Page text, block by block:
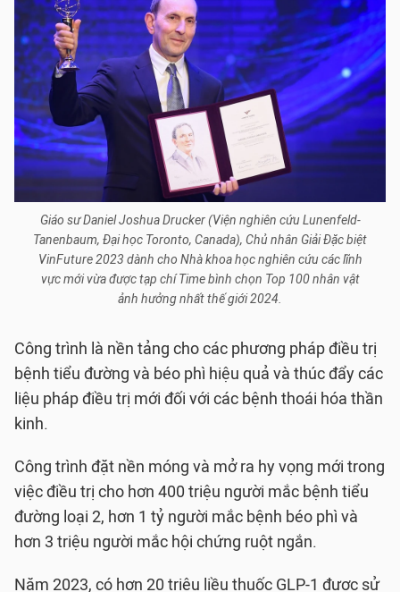
Giáo sư Daniel Joshua Drucker (Viện nghiên cứu Lunenfeld-
Tanenbaum, Đại học Toronto, Canada), Chủ nhân Giải Đặc biệt
VinFuture 2023 dành cho Nhà khoa học nghiên cứu các lĩnh
vực mới vừa được tạp chí Time bình chọn Top 100 nhân vật
ảnh hưởng nhất thế giới 2024.
Công trình là nền tảng cho các phương pháp điều trị
bệnh tiểu đường và béo phì hiệu quả và thúc đẩy các
liệu pháp điều trị mới đối với các bệnh thoái hóa thần
kinh.
Công trình đặt nền móng và mở ra hy vọng mới trong
việc điều trị cho hơn 400 triệu người mắc bệnh tiểu
đường loại 2, hơn 1 tỷ người mắc bệnh béo phì và
hơn 3 triệu người mắc hội chứng ruột ngắn.
Năm 2023, có hơn 20 triệu liều thuốc GLP-1 được sử